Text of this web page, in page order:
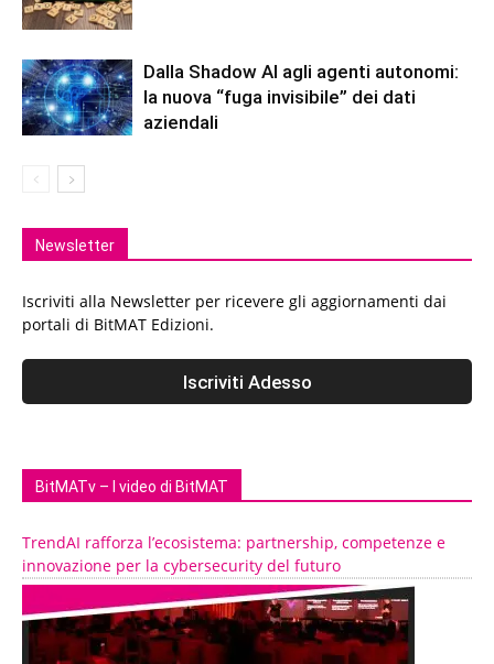
Dalla Shadow AI agli agenti autonomi:
la nuova “fuga invisibile” dei dati
aziendali
Newsletter
Iscriviti alla Newsletter per ricevere gli aggiornamenti dai
portali di BitMAT Edizioni.
BitMATv – I video di BitMAT
TrendAI rafforza l’ecosistema: partnership, competenze e
innovazione per la cybersecurity del futuro